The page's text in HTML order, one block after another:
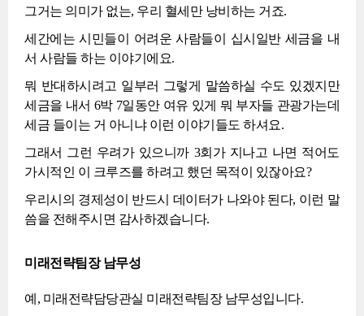
그거는 의미가 없는, 우리 혈세만 낭비하는 거죠.
세간에는 시민들이 어려운 사람들이 십시일반 세금을 내
서 사람들 하는 이야기에요.
뭐 반대하시려고 일부러 그렇게 말씀하실 수도 있겠지만
세금을 내서 6박 7일동안 여유 있게 뭐 부자들 관광가는데
세금 들이는 거 아니냐 이런 이야기들도 하셔요.
그래서 그런 우려가 있으니까 3회가 지나고 나면 적어도
가시적인 이 크루즈를 하려고 했던 목적이 있잖아요?
우리시의 경제성이 반드시 데이터가 나와야 된다, 이런 말
씀을 전해주시면 감사하겠습니다.
미래전략팀장 남무성
예, 미래전략담당관실 미래전략팀장 남무성입니다.